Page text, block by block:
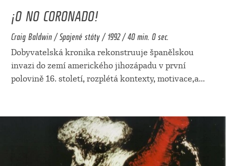
¡O NO CORONADO!
Craig Baldwin / Spojené státy / 1992 / 40 min. 0 sec.
Dobyvatelská kronika rekonstruuje španělskou
invazi do zemí amerického jihozápadu v první
polovině 16. století, rozplétá kontexty, motivace,a...